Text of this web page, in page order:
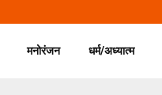
मनोरंजन धर्म/अध्यात्म